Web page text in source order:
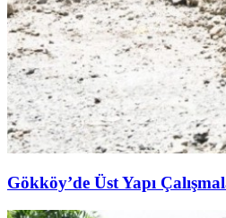
Gökköy’de Üst Yapı